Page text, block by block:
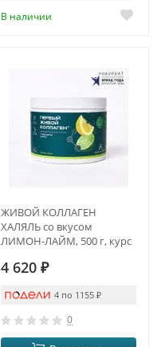
В наличии
ЖИВОЙ КОЛЛАГЕН
ХАЛЯЛЬ со вкусом
ЛИМОН-ЛАЙМ, 500 г, курс
4 620 ₽
4 по 1155 ₽
0